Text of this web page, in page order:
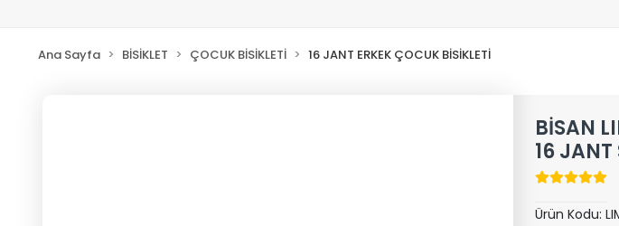
Ana Sayfa BİSİKLET ÇOCUK BİSİKLETİ 16 JANT ERKEK ÇOCUK BİSİKLETİ
BİSAN
16 JANT
Ürün Kodu: